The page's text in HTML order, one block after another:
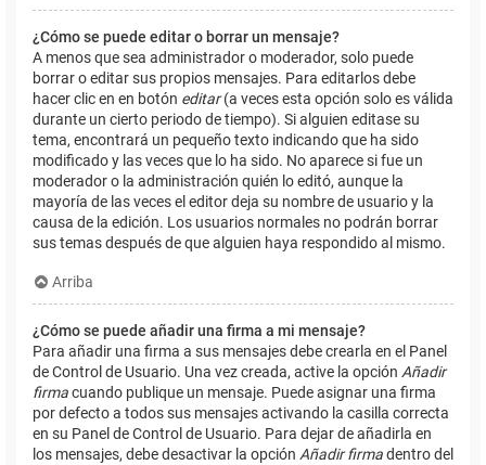
¿Cómo se puede editar o borrar un mensaje?
A menos que sea administrador o moderador, solo puede
borrar o editar sus propios mensajes. Para editarlos debe
hacer clic en en botón editar(a veces esta opción solo es válida
durante un cierto periodo de tiempo). Si alguien editase su
tema, encontrará un pequeño texto indicando que ha sido
modificado y las veces que lo ha sido. No aparece si fue un
moderador o la administración quién lo editó, aunque la
mayoría de las veces el editor deja su nombre de usuario y la
causa de la edición. Los usuarios normales no podrán borrar
sus temas después de que alguien haya respondido al mismo.
Arriba
¿Cómo se puede añadir una firma a mi mensaje?
Para añadir una firma a sus mensajes debe crearla en el Panel
de Control de Usuario. Una vez creada, active la opción Añadir
firmacuando publique un mensaje. Puede asignar una firma
por defecto a todos sus mensajes activando la casilla correcta
en su Panel de Control de Usuario. Para dejar de añadirla en
los mensajes, debe desactivar la opción Añadir firmadentro del